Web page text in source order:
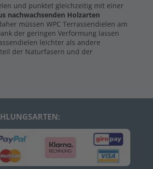
und punktet gleichzeitig mit einer
nachwachsenden Holzarten
müssen WPC Terrassendielen am
der geringen Verformung lassen
leichter als andere
der Naturfasern und der